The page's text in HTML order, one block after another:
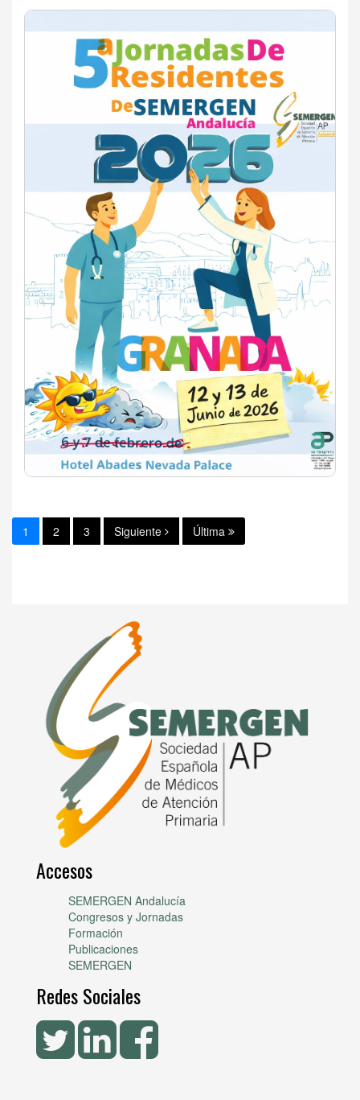
1 2 3 Siguiente Última
Accesos
SEMERGEN Andalucía
Congresos y Jornadas
Formación
Publicaciones
SEMERGEN
Redes Sociales